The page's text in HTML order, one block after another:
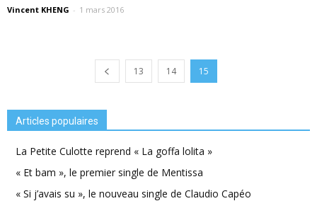
Vincent KHENG - 1 mars 2016
13 14 15
Articles populaires
La Petite Culotte reprend « La goffa lolita »
« Et bam », le premier single de Mentissa
« Si j’avais su », le nouveau single de Claudio Capéo